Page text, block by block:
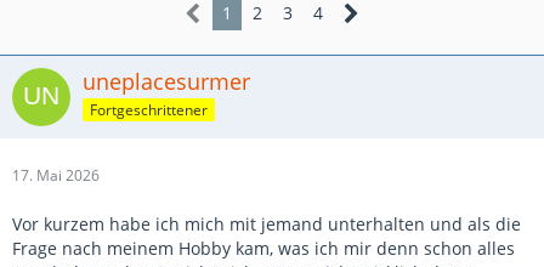
1 2 3 4
uneplacesurmer
Fortgeschrittener
17. Mai 2026
Vor kurzem habe ich mich mit jemand unterhalten und als die
Frage nach meinem Hobby kam, was ich mir denn schon alles